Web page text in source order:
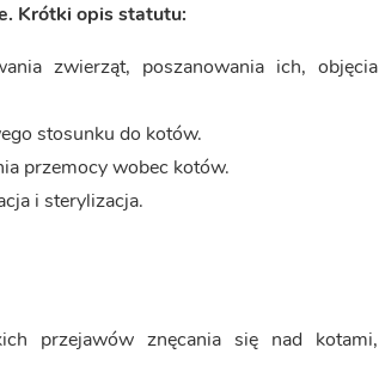
Krótki opis statutu:
zwierząt, poszanowania ich, objęcia
stosunku do kotów.
przemocy wobec kotów.
i sterylizacja.
przejawów znęcania się nad kotami,